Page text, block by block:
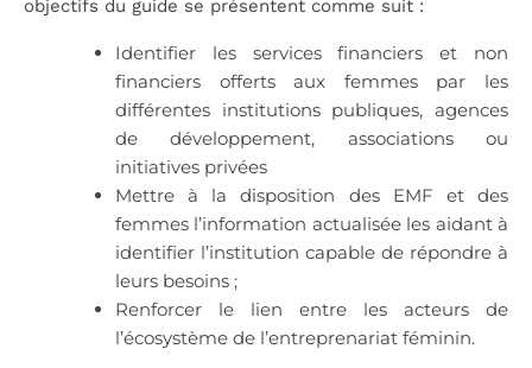
objectifs du guide se présentent comme suit :
Identifier les services financiers et non
financiers offerts aux femmes par les
différentes institutions publiques, agences
de développement, associations ou
initiatives privées
Mettre à la disposition des EMF et des
femmes l’information actualisée les aidant à
identifier l’institution capable de répondre à
leurs besoins ;
Renforcer le lien entre les acteurs de
l’écosystème de l’entreprenariat féminin.